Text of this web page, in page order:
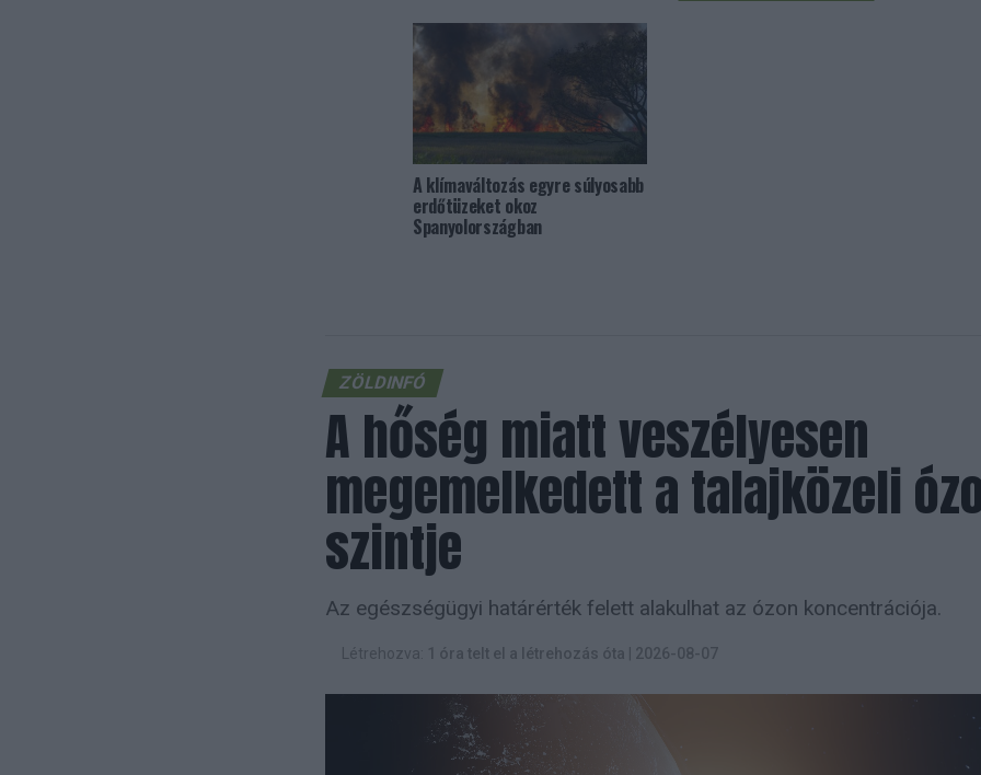
A klímaváltozás egyre súlyosabb
erdőtüzeket okoz
Spanyolországban
ZÖLDINFÓ
A hőség miatt veszélyesen
megemelkedett a talajközeli
szintje
Az egészségügyi határérték felett alakulhat az ózon koncentrációja.
Létrehozva: 1 óra telt el a létrehozás óta 2026-08-07